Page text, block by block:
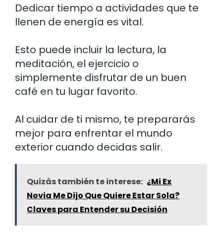
Dedicar tiempo a actividades que te
llenen de energía es vital.
Esto puede incluir la lectura, la
meditación, el ejercicio o
simplemente disfrutar de un buen
café en tu lugar favorito.
Al cuidar de ti mismo, te prepararás
mejor para enfrentar el mundo
exterior cuando decidas salir.
Quizás también te interese: ¿Mi Ex
Novia Me Dijo Que Quiere Estar Sola?
Claves para Entender su Decisión